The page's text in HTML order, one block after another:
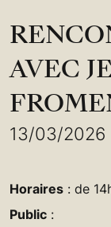
AVEC
13/03/2026
Horaires : de
Public :